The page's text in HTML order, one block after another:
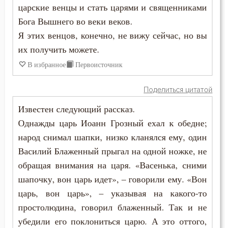
царские венцы и стать царями и священниками
Бога Вышнего во веки веков.
Я этих венцов, конечно, не вижу сейчас, но вы
их получить можете.
В избранное Первоисточник
Поделиться цитатой
Известен следующий рассказ.
Однажды царь Иоанн Грозный ехал к обедне;
народ снимал шапки, низко кланялся ему, один
Василий Блаженный прыгал на одной ножке, не
обращая внимания на царя. «Васенька, сними
шапочку, вон царь идет», – говорили ему. «Вон
царь, вон царь», – указывая на какого-то
простолюдина, говорил блаженный. Так и не
убедили его поклониться царю. А это оттого,